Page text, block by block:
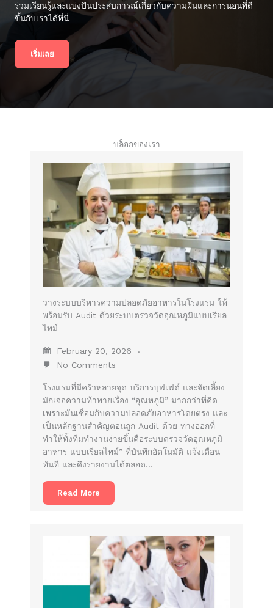
ร่วมเรียนรู้และแบ่งปันประสบการณ์เกี่ยวกับความฝันและการนอนที่ดี
ขึ้นกับเราได้ที่นี่
เริ่มเลย
บล็อกของเรา
วางระบบบริหารความปลอดภัยอาหารในโรงแรม ให้
พร้อมรับ Audit ด้วยระบบตรวจวัดอุณหภูมิแบบเรียล
ไทม์
February 20, 2026
No Comments
โรงแรมที่มีครัวหลายจุด บริการบุฟเฟต์ และจัดเลี้ยง
มักเจอความท้าทายเรื่อง “อุณหภูมิ” มากกว่าที่คิด
เพราะมันเชื่อมกับความปลอดภัยอาหารโดยตรง และ
เป็นหลักฐานสำคัญตอนถูก Audit ด้วย ทางออกที่
ทำให้ทั้งทีมทำงานง่ายขึ้นคือระบบตรวจวัดอุณหภูมิ
อาหาร แบบเรียลไทม์” ที่บันทึกอัตโนมัติ แจ้งเตือน
ทันที และดึงรายงานได้ตลอด…
Read More